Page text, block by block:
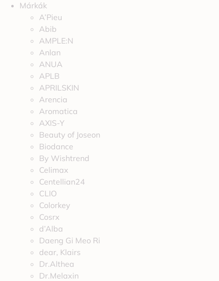
Márkák
A’Pieu
Abib
AMPLE:N
Anlan
ANUA
APLB
APRILSKIN
Arencia
Aromatica
AXIS-Y
Beauty of Joseon
Biodance
By Wishtrend
Celimax
Centellian24
CLIO
Colorkey
Cosrx
d’Alba
Daeng Gi Meo Ri
dear, Klairs
Dr.Althea
Dr.Melaxin